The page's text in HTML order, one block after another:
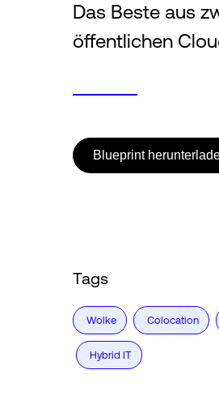
Das Beste aus
öffentlichen
Blueprint
Tags
Wolke Colocation
Hybrid IT